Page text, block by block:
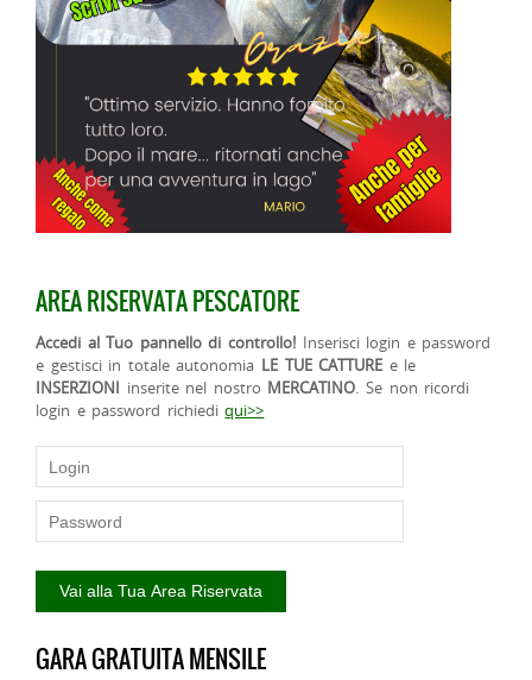
AREA RISERVATA PESCATORE
Accedi al Tuo pannello di controllo! Inserisci login e password
e gestisci in totale autonomia LE TUE CATTURE e le
INSERZIONI inserite nel nostro MERCATINO. Se non ricordi
login e password richiediqui>>
GARA GRATUITA MENSILE